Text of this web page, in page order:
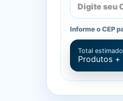
Informe o CEP
Total estimado
Produtos +